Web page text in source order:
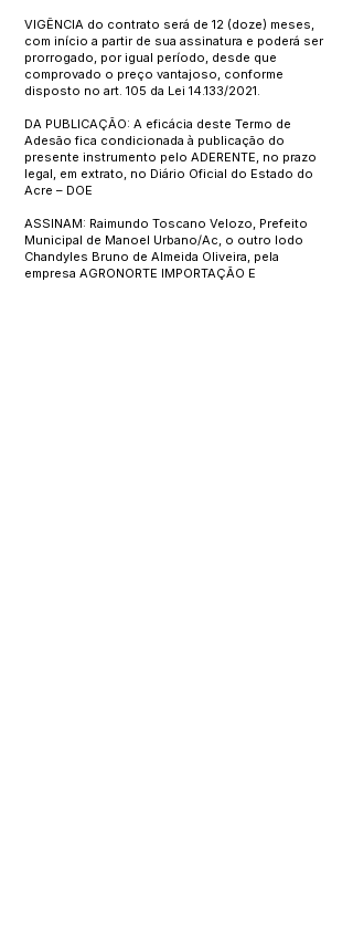
VIGÊNCIA do contrato será de 12 (doze) meses,
com início a partir de sua assinatura e poderá ser
prorrogado, por igual período, desde que
comprovado o preço vantajoso, conforme
disposto no art. 105 da Lei 14.133/2021.
DA PUBLICAÇÃO: A eficácia deste Termo de
Adesão fica condicionada à publicação do
presente instrumento pelo ADERENTE, no prazo
legal, em extrato, no Diário Oficial do Estado do
Acre – DOE
ASSINAM: Raimundo Toscano Velozo, Prefeito
Municipal de Manoel Urbano/Ac, o outro lodo
Chandyles Bruno de Almeida Oliveira, pela
empresa AGRONORTE IMPORTAÇÃO E